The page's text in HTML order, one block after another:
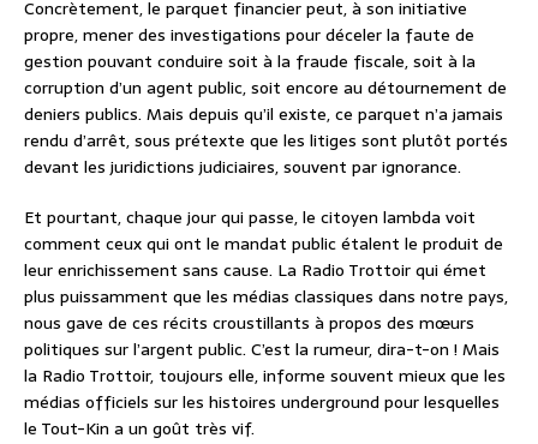
Concrètement, le parquet financier peut, à son initiative
propre, mener des investigations pour déceler la faute de
gestion pouvant conduire soit à la fraude fiscale, soit à la
corruption d’un agent public, soit encore au détournement de
deniers publics. Mais depuis qu’il existe, ce parquet n’a jamais
rendu d’arrêt, sous prétexte que les litiges sont plutôt portés
devant les juridictions judiciaires, souvent par ignorance.
Et pourtant, chaque jour qui passe, le citoyen lambda voit
comment ceux qui ont le mandat public étalent le produit de
leur enrichissement sans cause. La Radio Trottoir qui émet
plus puissamment que les médias classiques dans notre pays,
nous gave de ces récits croustillants à propos des mœurs
politiques sur l’argent public. C’est la rumeur, dira-t-on ! Mais
la Radio Trottoir, toujours elle, informe souvent mieux que les
médias officiels sur les histoires underground pour lesquelles
le Tout-Kin a un goût très vif.